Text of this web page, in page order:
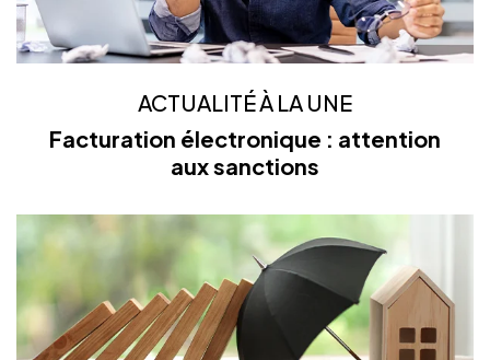
ACTUALITÉ À LA UNE
Facturation électronique : attention
aux sanctions